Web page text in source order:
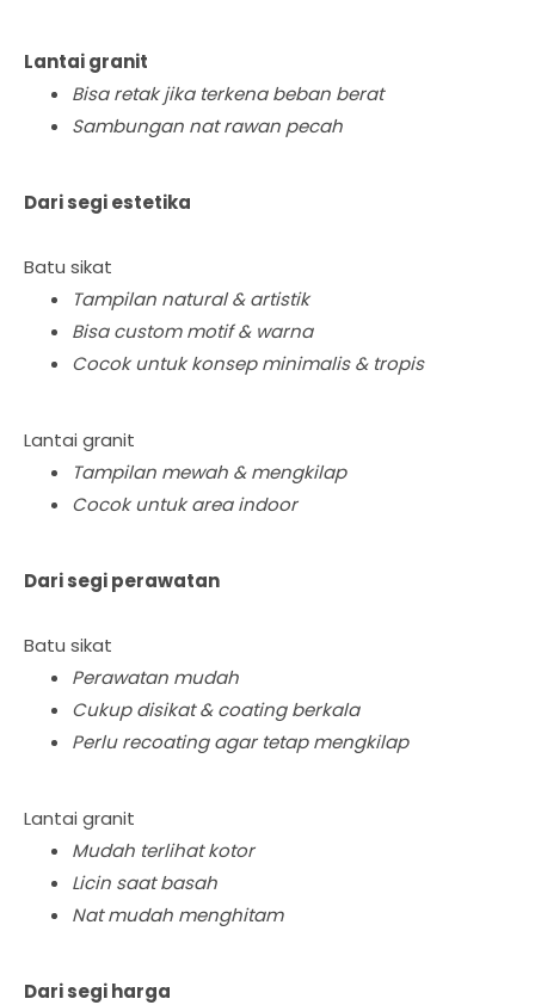
Lantai granit
Bisa retak jika terkena beban berat
Sambungan nat rawan pecah
Dari segi estetika
Batu sikat
Tampilan natural & artistik
Bisa custom motif & warna
Cocok untuk konsep minimalis & tropis
Lantai granit
Tampilan mewah & mengkilap
Cocok untuk area indoor
Dari segi perawatan
Batu sikat
Perawatan mudah
Cukup disikat & coating berkala
Perlu recoating agar tetap mengkilap
Lantai granit
Mudah terlihat kotor
Licin saat basah
Nat mudah menghitam
Dari segi harga